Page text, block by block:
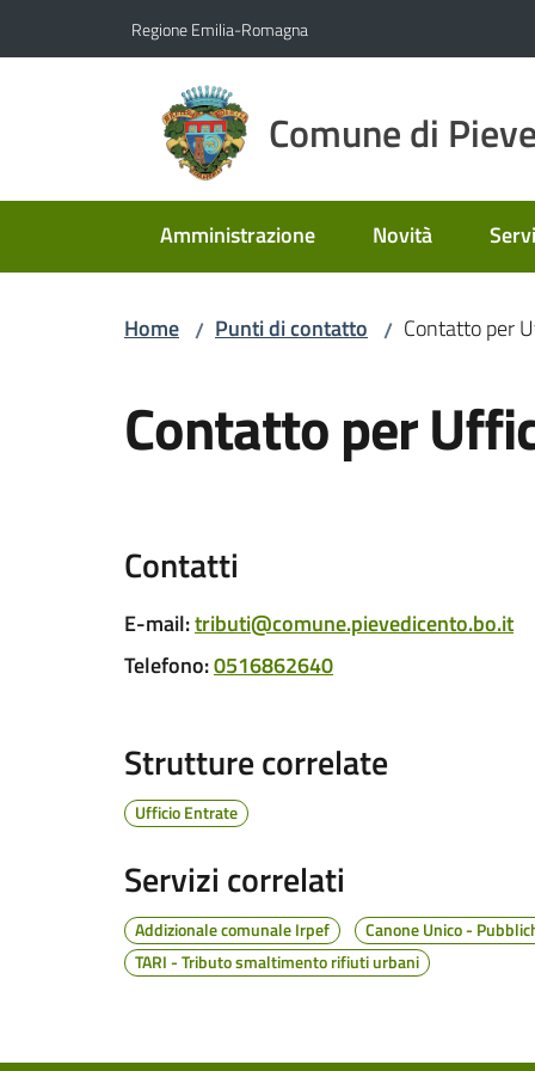
Regione Emilia-Romagna
Comune di
Amministrazione Novità
Home / Punti di contatto / Contatto per
Contatto per
Contatti
E-mail:tributi@comune.pievedicento.bo.it
Telefono:0516862640
Strutture correlate
Ufficio Entrate
Servizi correlati
Addizionale comunale Irpef Canone Unico -
TARI - Tributo smaltimento rifiuti urbani